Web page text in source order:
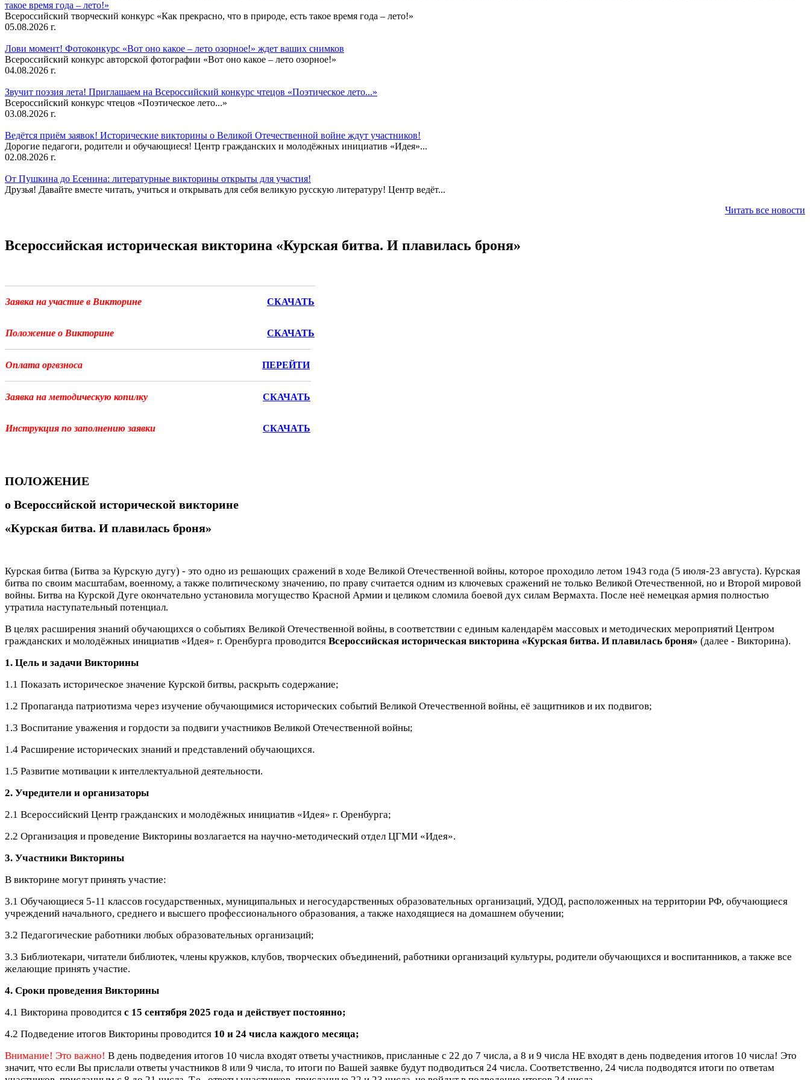
такое время года – лето!»
Всероссийский творческий конкурс «Как прекрасно, что в природе, есть такое время года – лето!»
05.08.2026 г.
Лови момент! Фотоконкурс «Вот оно какое – лето озорное!» ждет ваших снимков
Всероссийский конкурс авторской фотографии «Вот оно какое – лето озорное!»
04.08.2026 г.
Звучит поэзия лета! Приглашаем на Всероссийский конкурс чтецов «Поэтическое лето...»
Всероссийский конкурс чтецов «Поэтическое лето...»
03.08.2026 г.
Ведётся приём заявок! Исторические викторины о Великой Отечественной войне ждут участников!
Дорогие педагоги, родители и обучающиеся! Центр гражданских и молодёжных инициатив «Идея»...
02.08.2026 г.
От Пушкина до Есенина: литературные викторины открыты для участия!
Друзья! Давайте вместе читать, учиться и открывать для себя великую русскую литературу! Центр ведёт...
Читать все новости
Всероссийская историческая викторина «Курская битва. И плавилась броня»
Заявка на участие в Викторине СКАЧАТЬ
Положение о Викторине СКАЧАТЬ
Оплата оргвзноса ПЕРЕЙТИ
Заявка на методическую копилку СКАЧАТЬ
Инструкция по заполнению заявки СКАЧАТЬ
ПОЛОЖЕНИЕ
о Всероссийской исторической викторине
«Курская битва. И плавилась броня»
Курская битва (Битва за Курскую дугу) - это одно из решающих сражений в ходе Великой Отечественной войны, которое проходило летом 1943 года (5 июля-23 августа). Курская
битва по своим масштабам, военному, а также политическому значению, по праву считается одним из ключевых сражений не только Великой Отечественной, но и Второй мировой
войны. Битва на Курской Дуге окончательно установила могущество Красной Армии и целиком сломила боевой дух силам Вермахта. После неё немецкая армия полностью
утратила наступательный потенциал.
В целях расширения знаний обучающихся о событиях Великой Отечественной войны, в соответствии с единым календарём массовых и методических мероприятий Центром
гражданских и молодёжных инициатив «Идея» г. Оренбурга проводится Всероссийская историческая викторина «Курская битва. И плавилась броня» (далее - Викторина).
1. Цель и задачи Викторины
1.1 Показать историческое значение Курской битвы, раскрыть содержание;
1.2 Пропаганда патриотизма через изучение обучающимися исторических событий Великой Отечественной войны, её защитников и их подвигов;
1.3 Воспитание уважения и гордости за подвиги участников Великой Отечественной войны;
1.4 Расширение исторических знаний и представлений обучающихся.
1.5 Развитие мотивации к интеллектуальной деятельности.
2. Учредители и организаторы
2.1 Всероссийский Центр гражданских и молодёжных инициатив «Идея» г. Оренбурга;
2.2 Организация и проведение Викторины возлагается на научно-методический отдел ЦГМИ «Идея».
3. Участники Викторины
В викторине могут принять участие:
3.1 Обучающиеся 5-11 классов государственных, муниципальных и негосударственных образовательных организаций, УДОД, расположенных на территории РФ, обучающиеся
учреждений начального, среднего и высшего профессионального образования, а также находящиеся на домашнем обучении;
3.2 Педагогические работники любых образовательных организаций;
3.3 Библиотекари, читатели библиотек, члены кружков, клубов, творческих объединений, работники организаций культуры, родители обучающихся и воспитанников, а также все
желающие принять участие.
4. Сроки проведения Викторины
4.1 Викторина проводится с 15 сентября 2025 года и действует постоянно;
4.2 Подведение итогов Викторины проводится 10 и 24 числа каждого месяца;
Внимание! Это важно! В день подведения итогов 10 числа входят ответы участников, присланные с 22 до 7 числа, а 8 и 9 числа НЕ входят в день подведения итогов 10 числа! Это
значит, что если Вы прислали ответы участников 8 или 9 числа, то итоги по Вашей заявке будут подводиться 24 числа. Соответственно, 24 числа подводятся итоги по ответам